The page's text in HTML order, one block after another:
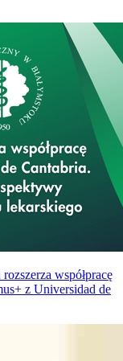
współpracę
z Universidad de